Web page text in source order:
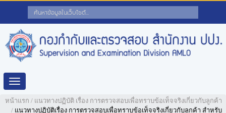
Toggle
navigation
หน้าแรก / แนวทางปฏิบัติ เรื่อง การตรวจสอบเพื่อทราบข้อเท็จจริงเกี่ยวกับลูกค้า
/ แนวทางปฏิบัติเรื่อง การตรวจสอบเพื่อทราบข้อเท็จจริงเกี่ยวกับลูกค้า สำหรับ